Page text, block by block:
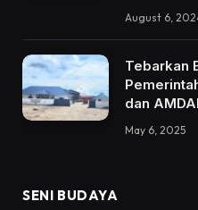
August 6,
Tebarkan
dan
May 6, 2025
SENI BUDAYA